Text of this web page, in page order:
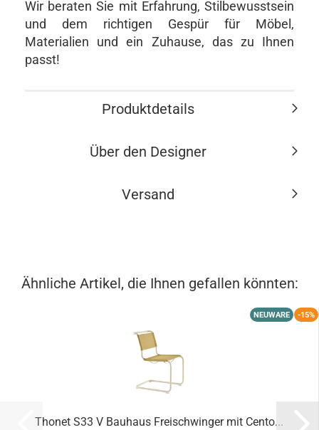
Wir beraten Sie mit Erfahrung, Stilbewusstsein
und dem richtigen Gespür für Möbel,
Materialien und ein Zuhause, das zu Ihnen
passt!
Produktdetails
Über den Designer
Versand
Ähnliche Artikel, die Ihnen gefallen könnten:
NEUWARE -15%
Thonet S33 V Bauhaus Freischwinger mit Cento...